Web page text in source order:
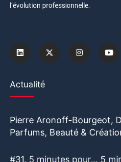
l’évolution professionnelle.
Actualité
Pierre Aronoff-Bourgeot,
Parfums, Beauté &
#31. 5 minutes pour… 5